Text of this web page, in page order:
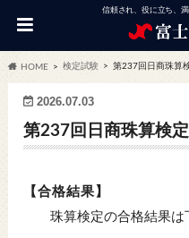
信頼され、役に立ち、
HOME 検定試験 第237回日商珠算
2026.07.03
第237回日商珠算検
【合格結果】
珠算検定の合格結果は